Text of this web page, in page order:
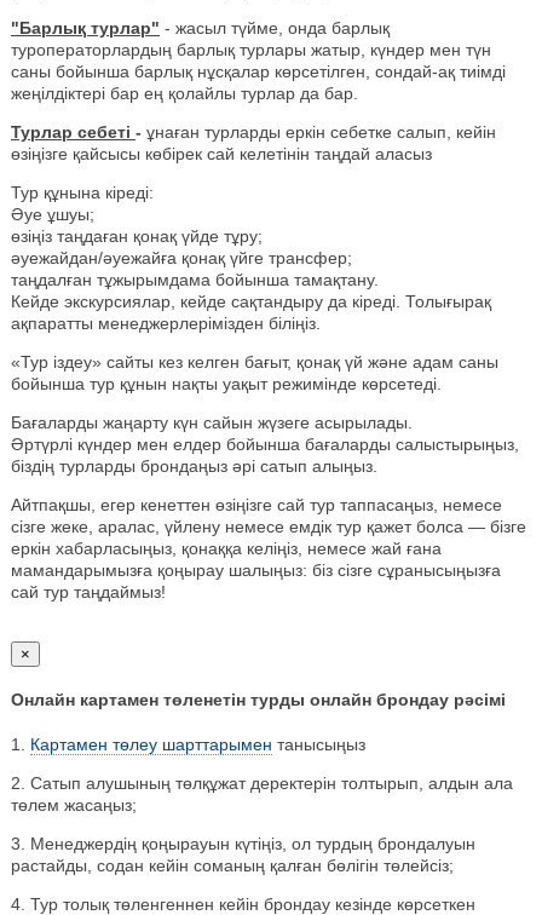
"Барлық турлар" - жасыл түйме, онда барлық
туроператорлардың барлық турлары жатыр, күндер мен түн
саны бойынша барлық нұсқалар көрсетілген, сондай-ақ тиімді
жеңілдіктері бар ең қолайлы турлар да бар.
Турлар себеті - ұнаған турларды еркін себетке салып, кейін
өзіңізге қайсысы көбірек сай келетінін таңдай аласыз
Тур құнына кіреді:
Әуе ұшуы;
өзіңіз таңдаған қонақ үйде тұру;
әуежайдан/әуежайға қонақ үйге трансфер;
таңдалған тұжырымдама бойынша тамақтану.
Кейде экскурсиялар, кейде сақтандыру да кіреді. Толығырақ
ақпаратты менеджерлерімізден біліңіз.
«Тур іздеу» сайты кез келген бағыт, қонақ үй және адам саны
бойынша тур құнын нақты уақыт режимінде көрсетеді.
Бағаларды жаңарту күн сайын жүзеге асырылады.
Әртүрлі күндер мен елдер бойынша бағаларды салыстырыңыз,
біздің турларды брондаңыз әрі сатып алыңыз.
Айтпақшы, егер кенеттен өзіңізге сай тур таппасаңыз, немесе
сізге жеке, аралас, үйлену немесе емдік тур қажет болса — бізге
еркін хабарласыңыз, қонаққа келіңіз, немесе жай ғана
мамандарымызға қоңырау шалыңыз: біз сізге сұранысыңызға
сай тур таңдаймыз!
×
Онлайн картамен төленетін турды онлайн брондау рәсімі
1. Картамен төлеу шарттарымен танысыңыз
2. Сатып алушының төлқұжат деректерін толтырып, алдын ала
төлем жасаңыз;
3. Менеджердің қоңырауын күтіңіз, ол турдың брондалуын
растайды, содан кейін соманың қалған бөлігін төлейсіз;
4. Тур толық төленгеннен кейін брондау кезінде көрсеткен